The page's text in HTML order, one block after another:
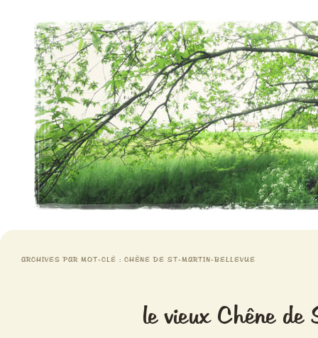
Meristemes
ARCHIVES PAR MOT-CLÉ : CHÊNE DE ST-MARTIN-BELLEVUE
le vieux Chêne de